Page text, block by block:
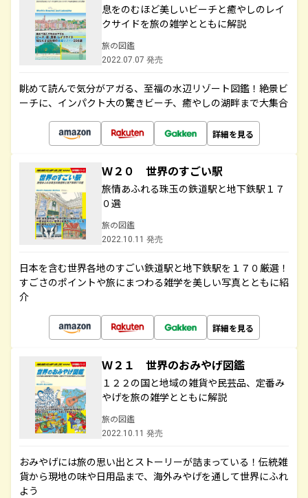
息をのむほど美しいビーチと癒やしのレイ
クサイドを旅の雑学とともに解説
旅の図鑑
2022.07.07 発売
眺めて読んで気分がアガる、至福の水辺リゾート図鑑！絶景ビ
ーチに、インパクト大の驚きビーチ、癒やしの湖畔まで大集合
詳細を見る
Ｗ２０ 世界のすごい駅
旅情あふれる珠玉の鉄道駅と地下鉄駅１７
０選
旅の図鑑
2022.10.11 発売
日本を含む世界各地のすごい鉄道駅と地下鉄駅を１７０厳選！
すごさのポイントや旅にまつわる雑学を美しい写真とともに紹
介
詳細を見る
Ｗ２１ 世界のおみやげ図鑑
１２２の国と地域の雑貨や民芸品、定番み
やげを旅の雑学とともに解説
旅の図鑑
2022.10.11 発売
おみやげには旅の思い出とストーリーが詰まっている！伝統雑
貨から現地の味や日用品まで、海外みやげを通して世界にふれ
よう